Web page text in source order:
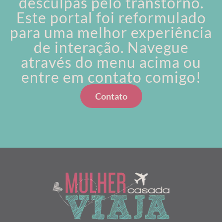
Este portal foi reformulado
para uma melhor experiência
de interação. Navegue
através do menu acima ou
entre em contato comigo!
Contato